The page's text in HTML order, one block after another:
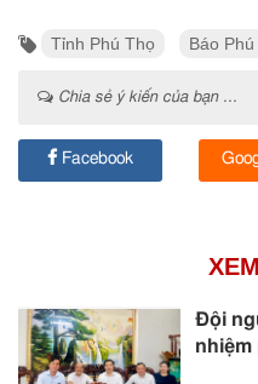
Tỉnh Phú Thọ Báo
Chia sẻ ý kiến của bạn ...
Facebook
Đội
nhiệm